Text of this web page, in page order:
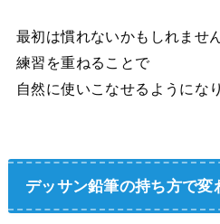
最初は慣れないかもしれませ
練習を重ねることで
自然に使いこなせるようにな
デッサン鉛筆の持ち方で変